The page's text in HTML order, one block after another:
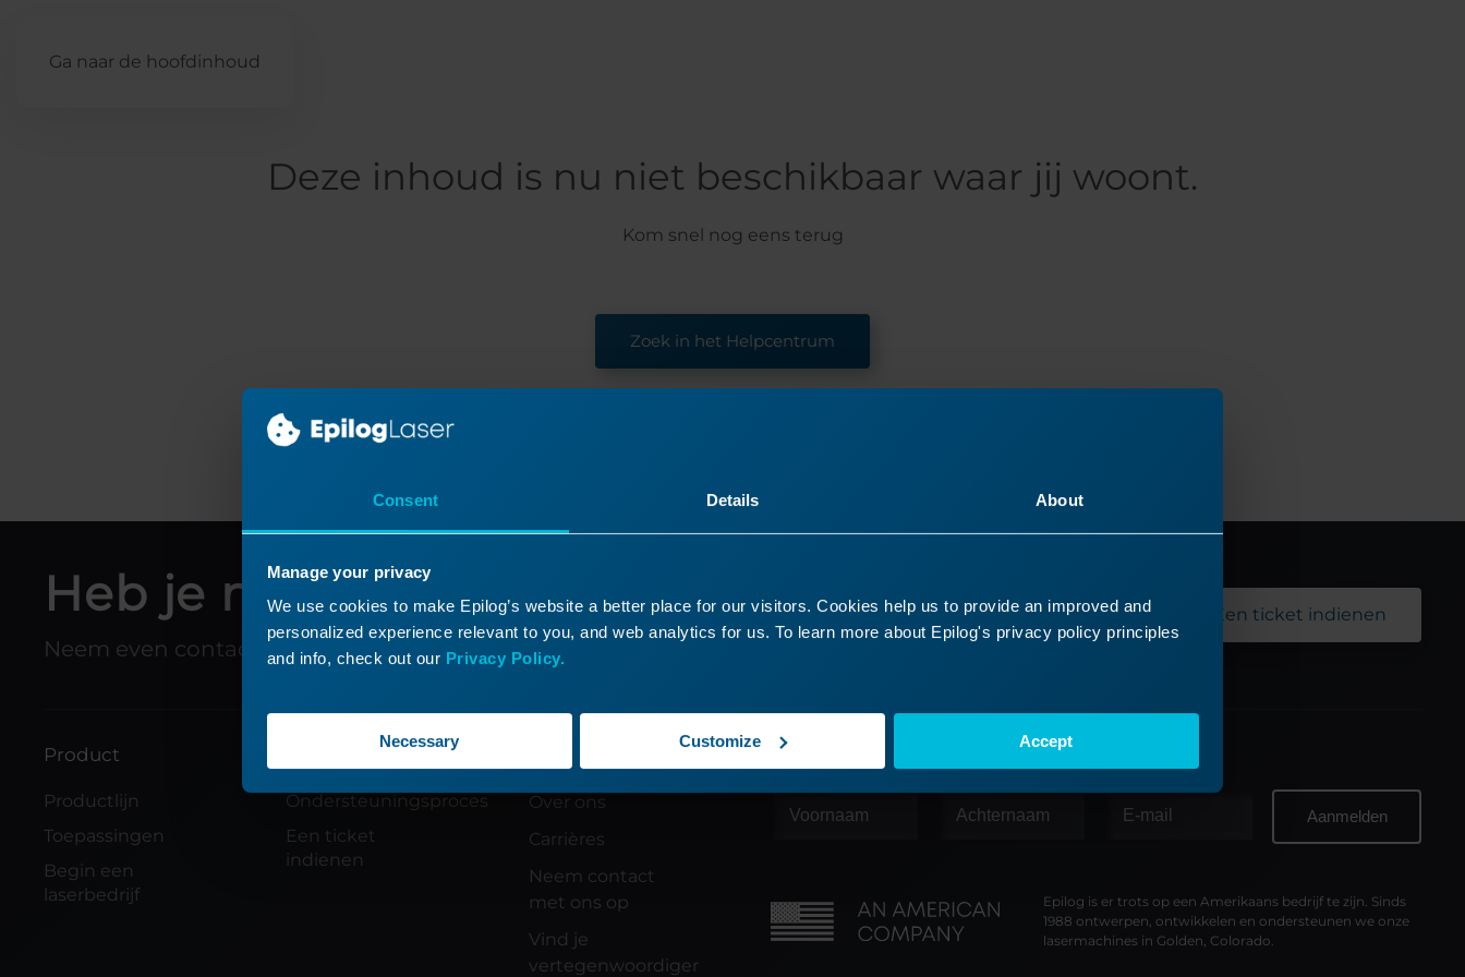
Consent Details About
Manage your privacy
We use cookies to make Epilog’s website a better place for our visitors. Cookies help us to provide an improved and
personalized experience relevant to you, and web analytics for us. To learn more about Epilog's privacy policy principles
and info, check out our Privacy Policy.
Necessary Customize Accept
Ga naar de hoofdinhoud
Deze inhoud is nu niet beschikbaar waar jij woont.
Kom snel nog eens terug
Zoek in het Helpcentrum
Heb je nog meer hulp nodig?
Neem even contact op met je plaatselijke dealer.
Een ticket indienen
Product
Productlijn
Toepassingen
Begin een
laserbedrijf
Ondersteuningsproces
Een ticket
indienen
Over ons
Carrières
Neem contact
met ons op
Vind je
vertegenwoordiger
Schrijf je in voor onze nieuwsbrief
Epilog is er trots op een Amerikaans bedrijf te zijn. Sinds
1988 ontwerpen, ontwikkelen en ondersteunen we onze
lasermachines in Golden, Colorado.